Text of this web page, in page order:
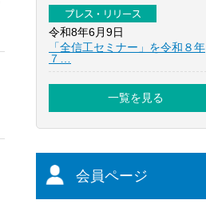
プレス・リリース
令和8年6月9日
「全信工セミナー」を令和８年
７…
一覧を見る
会員ページ